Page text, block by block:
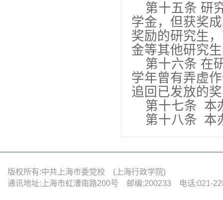
第十五条 研
学金，但获奖
奖励的研究生
金等其他研究
第十六条 在
学年曾有弄虚
追回已发放的
第十七条 本
第十八条 本
版权所有:中共上海市委党校 (上海行政学院)
通讯地址:上海市虹漕南路200号 邮编:200233 电话:021-